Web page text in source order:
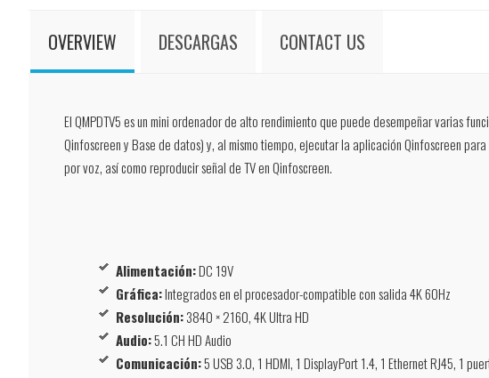
OVERVIEW DESCARGAS CONTACT US
ElQMPDTV5es un mini ordenador de alto rendimiento que puede desempeñar varias
Qinfoscreen y Base de datos) y, al mismo tiempo, ejecutar la aplicación Qinfoscreen
por voz, así como reproducir señal de TV en Qinfoscreen.
Alimentación:DC 19V
Gráfica:Integrados en el procesador-compatible con salida 4K 60Hz
Resolución:3840 × 2160, 4K Ultra HD
Audio:5.1 CH HD Audio
Comunicación:5 USB 3.0, 1 HDMI, 1 DisplayPort 1.4, 1 Ethernet RJ45, 1